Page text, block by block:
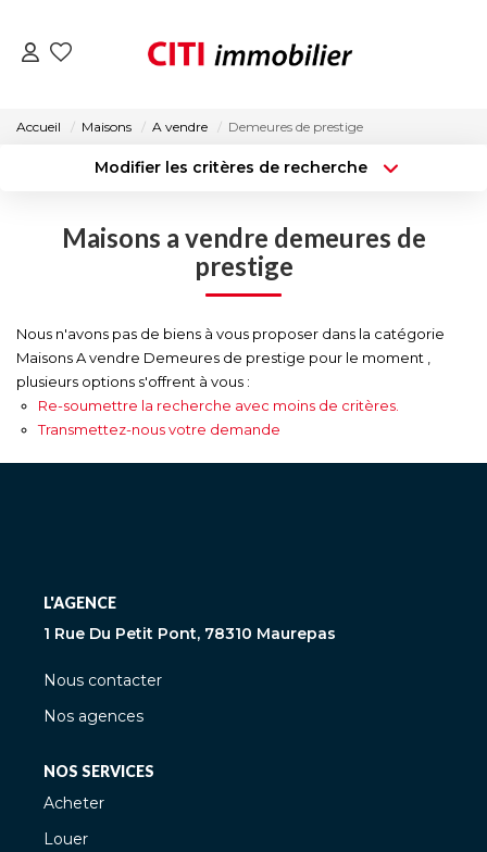
LOCATIONS
ESTIMATION
NOS AGENCES
ACTUALITÉS
CONTACT
Accueil Maisons A vendre Demeures de prestige
Modifier les critères de recherche
Type de bien
Surface min
Créer une alerte
Maisons a vendre demeures de
prestige
Nous n'avons pas de biens à vous proposer dans la catégorie
Maisons A vendre Demeures de prestige pour le moment ,
plusieurs options s'offrent à vous :
Re-soumettre la recherche avec moins de critères.
Transmettez-nous votre demande
L'AGENCE
1 Rue Du Petit Pont, 78310 Maurepas
Nous contacter
Nos agences
NOS SERVICES
Acheter
Louer